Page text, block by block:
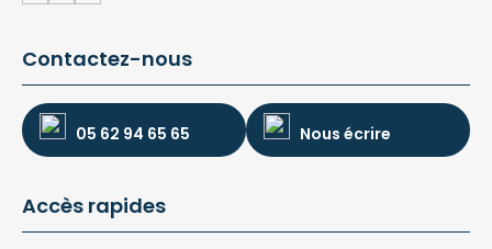
Contactez-nous
05 62 94 65 65 Nous écrire
Accès rapides